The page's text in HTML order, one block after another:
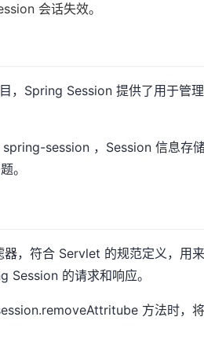
会话失效。
，Spring Session 提供了用于管
session ，Session 信息存
。
，符合 Servlet 的规范定义，用
的请求和响应。
方法时，